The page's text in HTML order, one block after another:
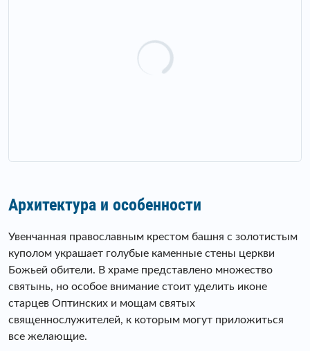
Архитектура и особенности
Увенчанная православным крестом башня с золотистым
куполом украшает голубые каменные стены церкви
Божьей обители. В храме представлено множество
святынь, но особое внимание стоит уделить иконе
старцев Оптинских и мощам святых
священнослужителей, к которым могут приложиться
все желающие.